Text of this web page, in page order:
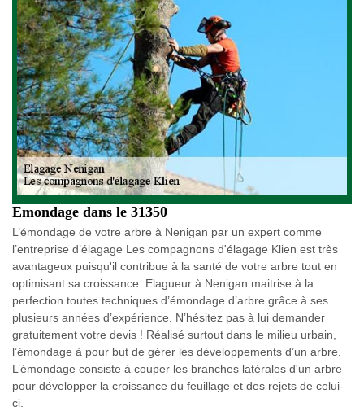
Emondage dans le 31350
L’émondage de votre arbre à Nenigan par un expert comme
l’entreprise d’élagage Les compagnons d'élagage Klien est très
avantageux puisqu'il contribue à la santé de votre arbre tout en
optimisant sa croissance. Elagueur à Nenigan maitrise à la
perfection toutes techniques d’émondage d’arbre grâce à ses
plusieurs années d’expérience. N’hésitez pas à lui demander
gratuitement votre devis ! Réalisé surtout dans le milieu urbain,
l’émondage à pour but de gérer les développements d’un arbre.
L’émondage consiste à couper les branches latérales d'un arbre
pour développer la croissance du feuillage et des rejets de celui-
ci.